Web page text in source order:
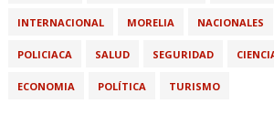
INTERNACIONAL MORELIA NACIONALES
POLICIACA SALUD SEGURIDAD
ECONOMIA POLÍTICA TURISMO